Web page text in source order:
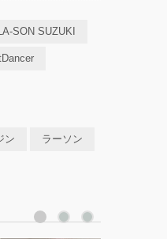
SON SUZUKI
ン ラーソン